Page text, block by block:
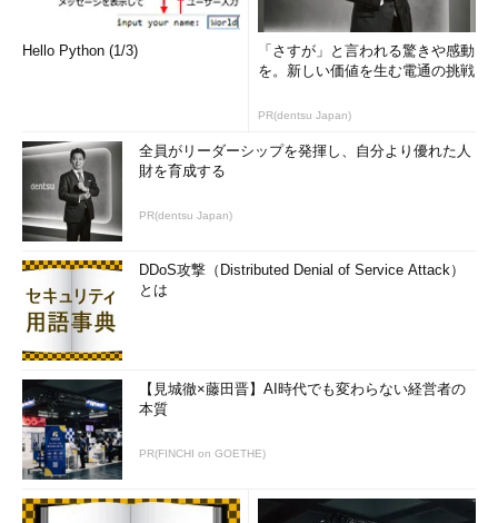
Hello Python (1/3)
「さすが」と言われる驚きや感動
を。新しい価値を生む電通の挑戦
PR(dentsu Japan)
全員がリーダーシップを発揮し、自分より優れた人
財を育成する
PR(dentsu Japan)
DDoS攻撃（Distributed Denial of Service Attack）
とは
【見城徹×藤田晋】AI時代でも変わらない経営者の
本質
PR(FINCHI on GOETHE)